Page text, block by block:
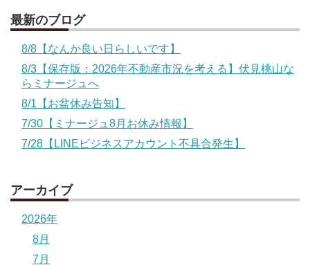
最新のブログ
8/8【なんか良い日らしいです】
8/3【保存版：2026年不動産市況を考える】伏見桃山な
らミナージュへ
8/1【お盆休み告知】
7/30【ミナージュ8月お休み情報】
7/28【LINEビジネスアカウント不具合発生】
アーカイブ
2026年
8月
7月